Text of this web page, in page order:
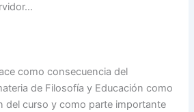
como consecuencia del
de Filosofía y Educación como
del curso y como parte importante